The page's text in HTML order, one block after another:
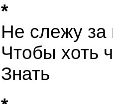
*
Не слежу за
Чтобы хоть
Знать